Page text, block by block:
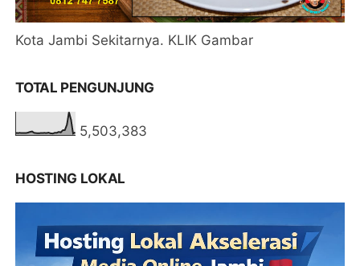
Kota Jambi Sekitarnya. KLIK Gambar
TOTAL PENGUNJUNG
5,503,383
HOSTING LOKAL